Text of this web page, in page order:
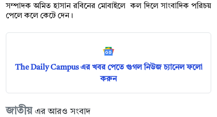
সম্পাদক অমিত হাসান রবিনের মোবাইলে কল দিলে সাংবাদিক পরিচয়
পেলে কলে কেটে দেন।
The Daily Campus এর খবর পেতে গুগল নিউজ চ্যানেল ফলো
করুন
জাতীয় এর আরও সংবাদ